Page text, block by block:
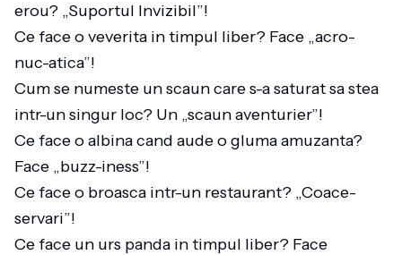
erou? „Suportul Invizibil”!
Ce face o veverita in timpul liber? Face „acro-
nuc-atica”!
Cum se numeste un scaun care s-a saturat sa stea
intr-un singur loc? Un „scaun aventurier”!
Ce face o albina cand aude o gluma amuzanta?
Face „buzz-iness”!
Ce face o broasca intr-un restaurant? „Coace-
servari”!
Ce face un urs panda in timpul liber? Face